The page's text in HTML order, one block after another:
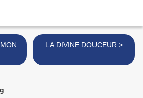
LA DIVINE DOUCEUR >